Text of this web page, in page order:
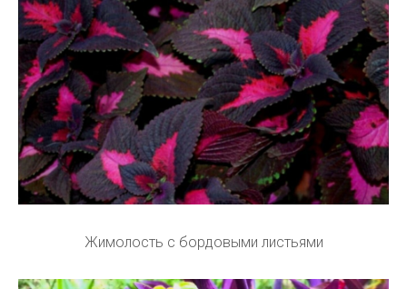
Жимолость с бордовыми листьями